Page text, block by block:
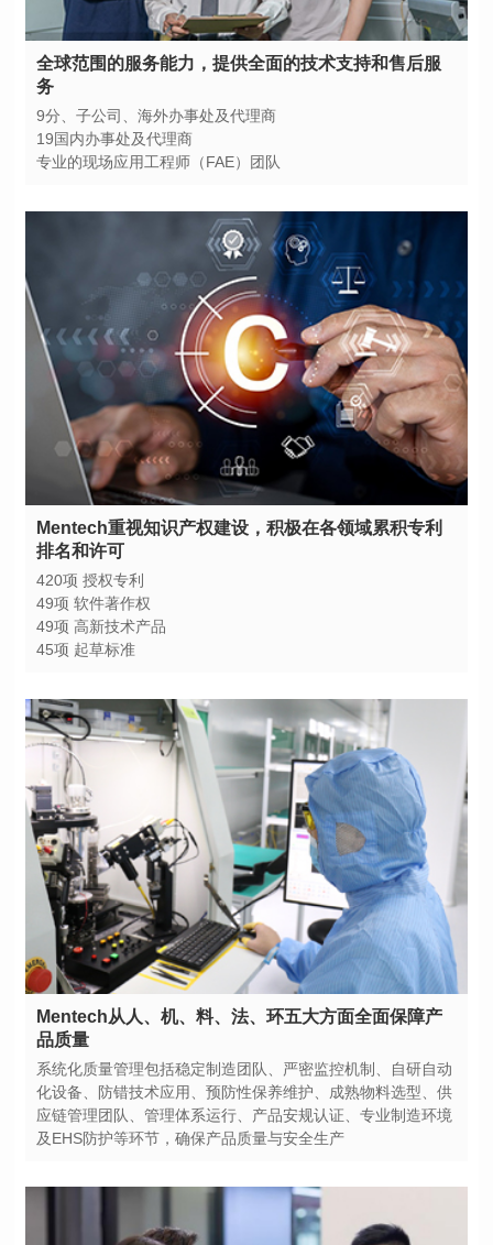
务
9分、子公司、海外办事处及代理商
19国内办事处及代理商
专业的现场应用工程师（FAE）团队
排名和许可
420项 授权专利
49项 软件著作权
49项 高新技术产品
45项 起草标准
品质量
及EHS防护等环节，确保产品质量与安全生产